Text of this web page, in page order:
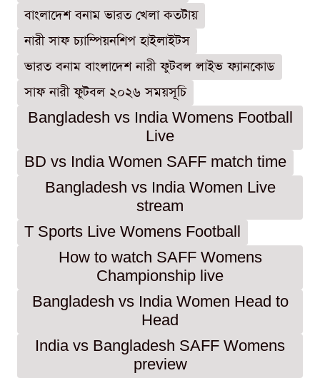
বাংলাদেশ বনাম ভারত খেলা কতটায়
নারী সাফ চ্যাম্পিয়নশিপ হাইলাইটস
ভারত বনাম বাংলাদেশ নারী ফুটবল লাইভ ফ্যানকোড
সাফ নারী ফুটবল ২০২৬ সময়সূচি
Bangladesh vs India Womens Football
Live
BD vs India Women SAFF match time
Bangladesh vs India Women Live
stream
T Sports Live Womens Football
How to watch SAFF Womens
Championship live
Bangladesh vs India Women Head to
Head
India vs Bangladesh SAFF Womens
preview